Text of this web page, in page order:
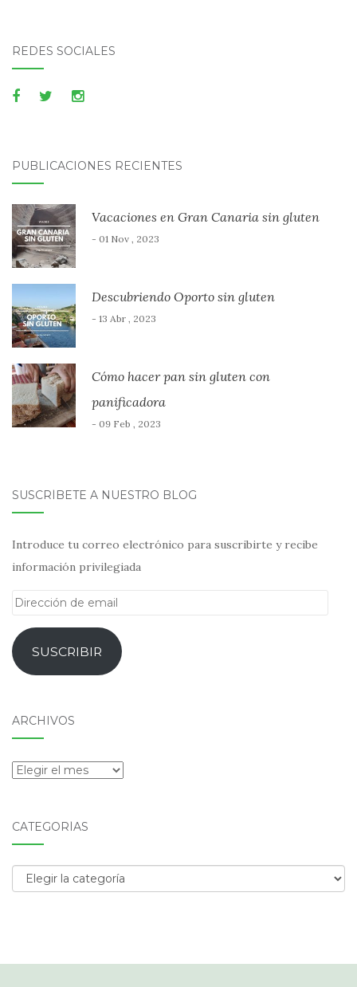
REDES SOCIALES
PUBLICACIONES RECIENTES
Vacaciones en Gran Canaria sin gluten
- 01 Nov , 2023
Descubriendo Oporto sin gluten
- 13 Abr , 2023
Cómo hacer pan sin gluten con
panificadora
- 09 Feb , 2023
SUSCRÍBETE A NUESTRO BLOG
Introduce tu correo electrónico para suscribirte y recibe
información privilegiada
Dirección
emailSUSCRIBIR
ARCHIVOS
Archivos
CATEGORÍAS
Categorías